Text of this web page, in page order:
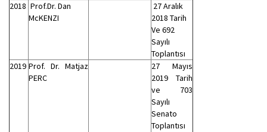
2018 Prof.Dr. Dan
McKENZI
27 Aralık
2018 Tarih
Ve 692
Sayılı
Toplantısı
2019 Prof. Dr. Matjaz
PERC
27 Mayıs
2019 Tarih
ve 703
Sayılı
Senato
Toplantısı